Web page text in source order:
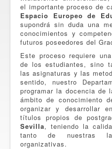
el importante proceso de
Espacio Europeo de
supondrá sin duda una
conocimientos y
futuros poseedores del
Este proceso requiere
de los estudiantes, sino
las asignaturas y las
sentido, nuestro
programar la docencia de
ámbito de conocimiento
organizar y desarrollar
títulos propios de
Sevilla, teniendo la
tanto de nuestras
organizativas.